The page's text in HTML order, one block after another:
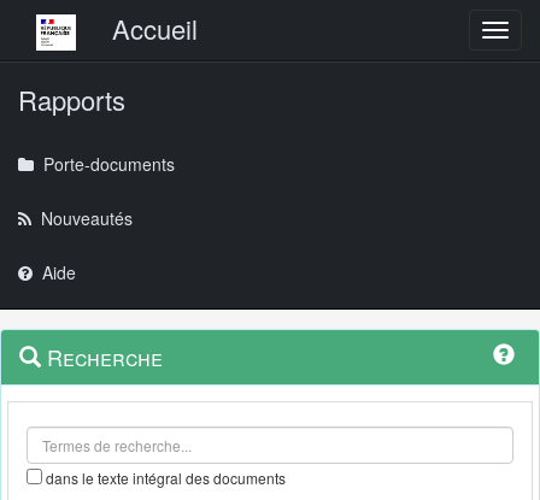
Menu principalAccueil
Rapports
Porte-documents
Nouveautés
Aide
Navigation
outils
Menu
contextuel
Recherche
dans le texte intégral des documents